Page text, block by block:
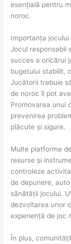
esențială pentru
noroc.
Importanța jocului
Jocul responsabil
succes a oricărui
bugetului stabilit,
Jucătorii trebuie
de noroc îl pot
Promovarea unui
prevenirea
plăcute și sigure.
Multe platforme
resurse și
controleze
de depunere,
sănătății jocului.
dezvoltarea unor
experiență de joc
În plus,